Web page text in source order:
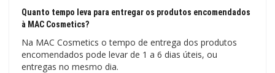
Quanto tempo leva para entregar os produtos encomendados
à MAC Cosmetics?
Na MAC Cosmetics o tempo de entrega dos produtos
encomendados pode levar de 1 a 6 dias úteis, ou
entregas no mesmo dia.